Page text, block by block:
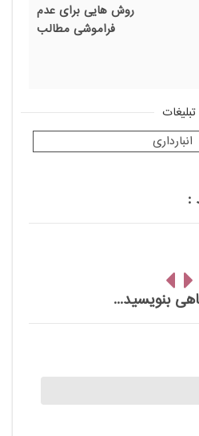
روش هایی برای عدم
فراموشی مطالب
تبلیغات
:
بنویسید...